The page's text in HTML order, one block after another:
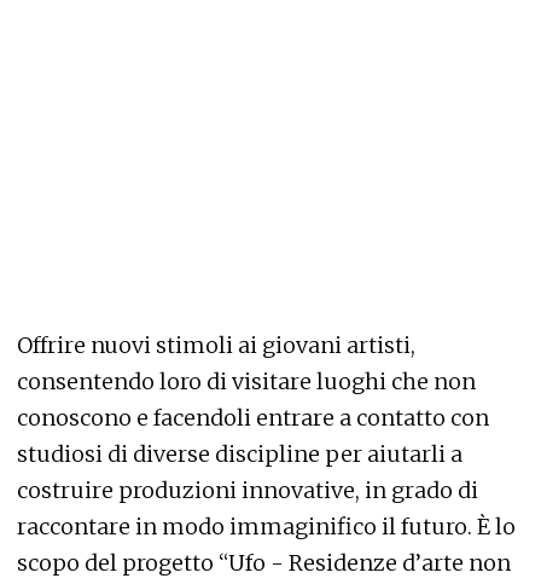
Offrire nuovi stimoli ai giovani artisti,
consentendo loro di visitare luoghi che non
conoscono e facendoli entrare a contatto con
studiosi di diverse discipline per aiutarli a
costruire produzioni innovative, in grado di
raccontare in modo immaginifico il futuro. È lo
scopo del progetto “Ufo - Residenze d’arte non